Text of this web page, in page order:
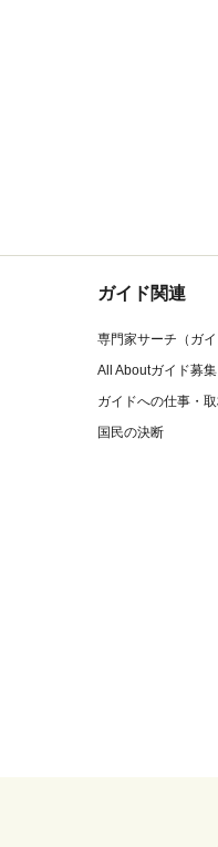
ガイド関連
専門家サーチ（ガイ
All Aboutガイド募集
ガイドへの仕事・
国民の決断